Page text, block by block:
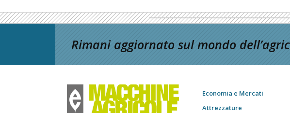
Rimani aggiornato sul mondo
Economia e Mercati
Attrezzature